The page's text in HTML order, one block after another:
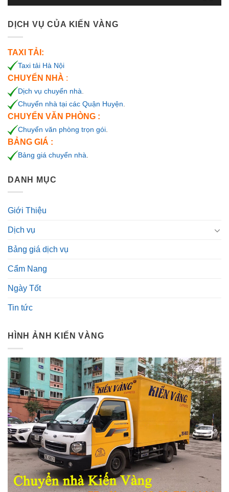
DỊCH VỤ CỦA KIẾN VÀNG
TAXI TẢI:
Taxi tải Hà Nội
CHUYỂN NHÀ :
Dịch vụ chuyển nhà
Chuyển nhà tại các Quận Huyện
CHUYỂN VĂN PHÒNG :
Chuyển văn phòng trọn gói
BẢNG GIÁ :
Bảng giá chuyển nhà
DANH MỤC
Giới Thiệu
Dịch vụ
Bảng giá dịch vụ
Cẩm Nang
Ngày Tốt
Tin tức
HÌNH ẢNH KIẾN VÀNG